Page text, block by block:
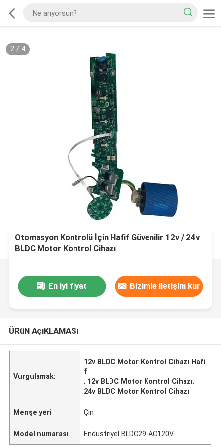
2/ 4
Otomasyon Kontrolü İçin Hafif Güvenilir 12v / 24v
BLDC Motor Kontrol Cihazı
En iyi fiyat Bizimle iletişim kur
ÜRüN AçıKLAMASı
Vurgulamak:
12v BLDC Motor Kontrol Cihazı Hafi
f
, 12v BLDC Motor Kontrol Cihazı,
24v BLDC Motor Kontrol Cihazı
Menşe yeri Çin
Model numarası Endüstriyel BLDC29-AC120V